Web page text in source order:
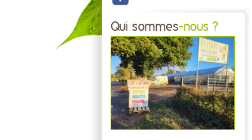
Qui sommes-nous ?